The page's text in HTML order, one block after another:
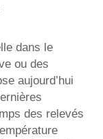
dans le
ou des
aujourd’hui
des relevés